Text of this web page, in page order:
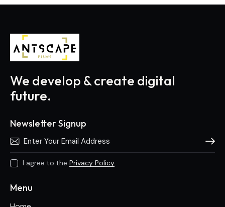
We develop & create digital
future.
Newsletter Signup
I agree to the Privacy Policy.
Menu